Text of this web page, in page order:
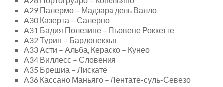
A29 Палермо – Мадзара дель Валло
A30 Казерта – Салерно
A31 Бадия Полезине – Пьовене Роккетте
A32 Турин – Бардонеккья
A33 Асти – Альба, Кераско – Кунео
A34 Виллесс – Словения
A35 Брешиа – Лискате
A36 Кассано Маньяго – Лентате-суль-Севезо